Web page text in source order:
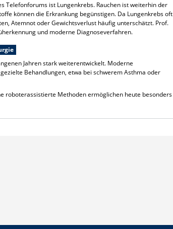
Telefonforums ist Lungenkrebs. Rauchen ist weiterhin der
können die Erkrankung begünstigen. Da Lungenkrebs oft
Atemnot oder Gewichtsverlust häufig unterschätzt. Prof.
und moderne Diagnoseverfahren.
Jahren stark weiterentwickelt. Moderne
Behandlungen, etwa bei schwerem Asthma oder
roboterassistierte Methoden ermöglichen heute besonders